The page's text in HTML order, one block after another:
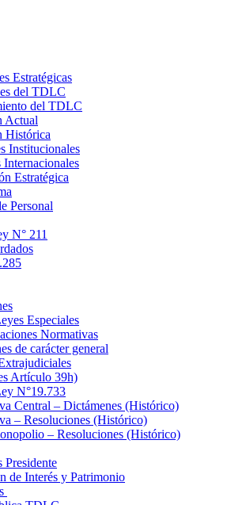
Estratégicas
del TDLC
del TDLC
Actual
Histórica
Institucionales
Internacionales
Estratégica
Personal
N° 211
Especiales
Normativas
de carácter general
Artículo 39h)
N°19.733
Central – Dictámenes (Histórico)
– Resoluciones (Histórico)
– Resoluciones (Histórico)
Presidente
de Interés y Patrimonio